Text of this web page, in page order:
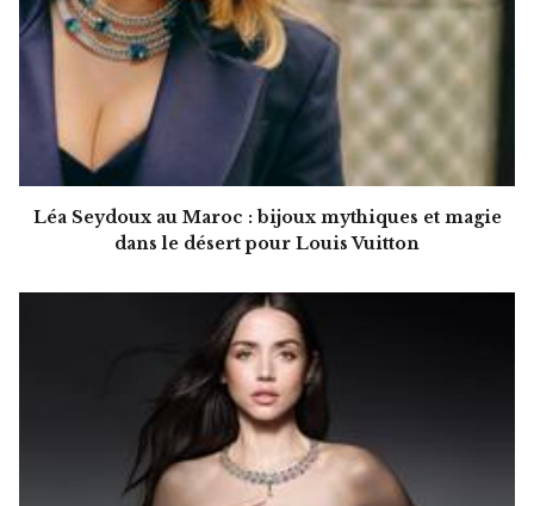
Léa Seydoux au Maroc : bijoux mythiques et magie
dans le désert pour Louis Vuitton